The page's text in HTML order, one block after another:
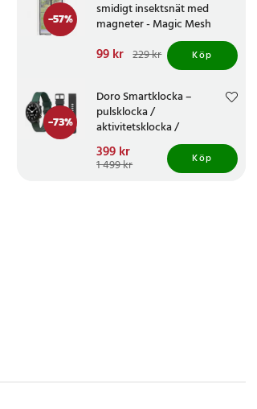
-57%
smidigt insektsnät med
magneter - Magic Mesh
Nuvarande pris
Tidigare pris 229 kr
99 kr 229 kr Köp
-73%
Doro Smartklocka –
pulsklocka /
aktivitetsklocka /
hälsoklocka med pekskärm
för seniorer
Nuvarande pris:
399 krTidigare pris :1 499 kr
399 kr
1 499 kr Köp